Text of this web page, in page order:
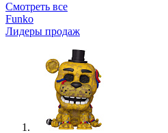
Смотреть все
Funko
Лидеры продаж